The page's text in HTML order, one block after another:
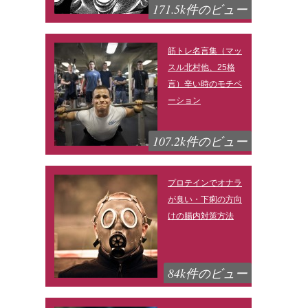
171.5k件のビュー
筋トレ名言集（マッ
スル北村他、25格
言）辛い時のモチベ
ーション
107.2k件のビュー
プロテインでオナラ
が臭い・下痢の方向
けの腸内対策方法
84k件のビュー